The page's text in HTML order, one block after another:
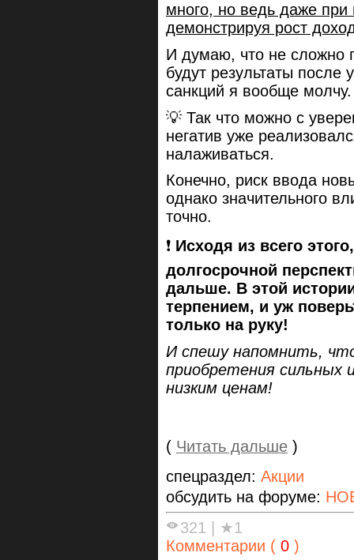
много, но ведь даже при
демонстрируя рост
И думаю, что не сложно
будут результаты после
санкций я вообще молчу.
💡 Так что можно с
негатив уже
налаживаться.
Конечно, риск ввода
однако значительного
точно.
❗️ Исходя из всего
долгосрочной
дальше. В этой
терпением, и уж
только на руку!
И спешу напомнить,
приобретения сильных
низким ценам!
( Читать дальше )
спецраздел: Акции
обсудить на форуме:
321
★1
Комментарии ( 0 )